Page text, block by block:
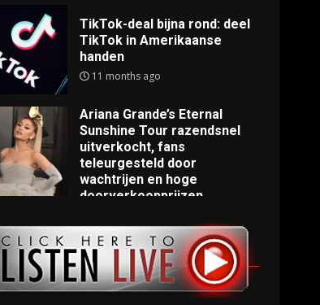
TikTok-deal bijna rond: deel
TikTok in Amerikaanse
handen
11 months ago
Ariana Grande’s Eternal
Sunshine Tour razendsnel
uitverkocht, fans
teleurgesteld door
wachtrijen en hoge
doorverkoopprijzen